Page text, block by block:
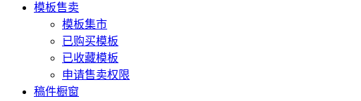
模板售卖
模板集市
已购买模板
已收藏模板
申请售卖权限
稿件橱窗